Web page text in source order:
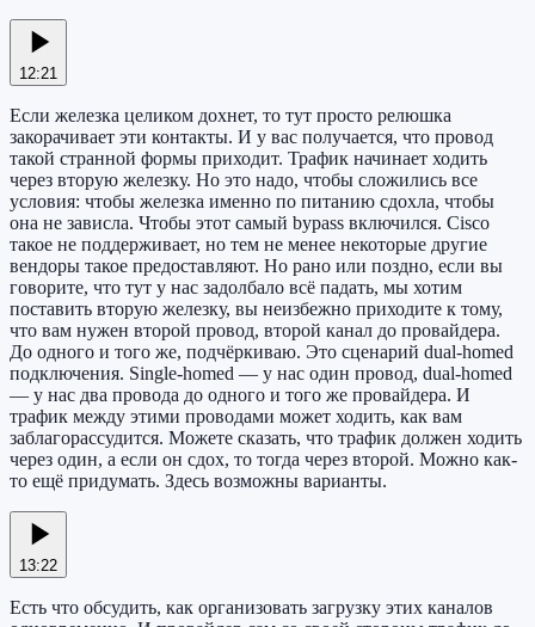
12:21
Если железка целиком дохнет, то тут просто релюшка
закорачивает эти контакты. И у вас получается, что провод
такой странной формы приходит. Трафик начинает ходить
через вторую железку. Но это надо, чтобы сложились все
условия: чтобы железка именно по питанию сдохла, чтобы
она не зависла. Чтобы этот самый bypass включился. Cisco
такое не поддерживает, но тем не менее некоторые другие
вендоры такое предоставляют. Но рано или поздно, если вы
говорите, что тут у нас задолбало всё падать, мы хотим
поставить вторую железку, вы неизбежно приходите к тому,
что вам нужен второй провод, второй канал до провайдера.
До одного и того же, подчёркиваю. Это сценарий dual-homed
подключения. Single-homed — у нас один провод, dual-homed
— у нас два провода до одного и того же провайдера. И
трафик между этими проводами может ходить, как вам
заблагорассудится. Можете сказать, что трафик должен ходить
через один, а если он сдох, то тогда через второй. Можно как-
то ещё придумать. Здесь возможны варианты.
13:22
Есть что обсудить, как организовать загрузку этих каналов